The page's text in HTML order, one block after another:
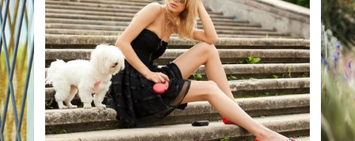
※掲載のアイテムは、KOMEHYO独自で買取り・仕入れ・販売しているアイテムの一例で
す。
トレンドのPVCバックこそ人と被らないものを選びたいですよ
ね？
存在感抜群のピンクのPVCバックは昨今人気急増中の日本ブラ
ンド「mame」のもの。